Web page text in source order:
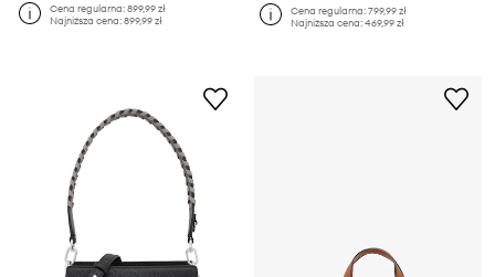
Cena regularna:899,99 zł
Najniższa cena:899,99 zł
Cena regularna:799,99 zł
Najniższa cena:469,99 zł